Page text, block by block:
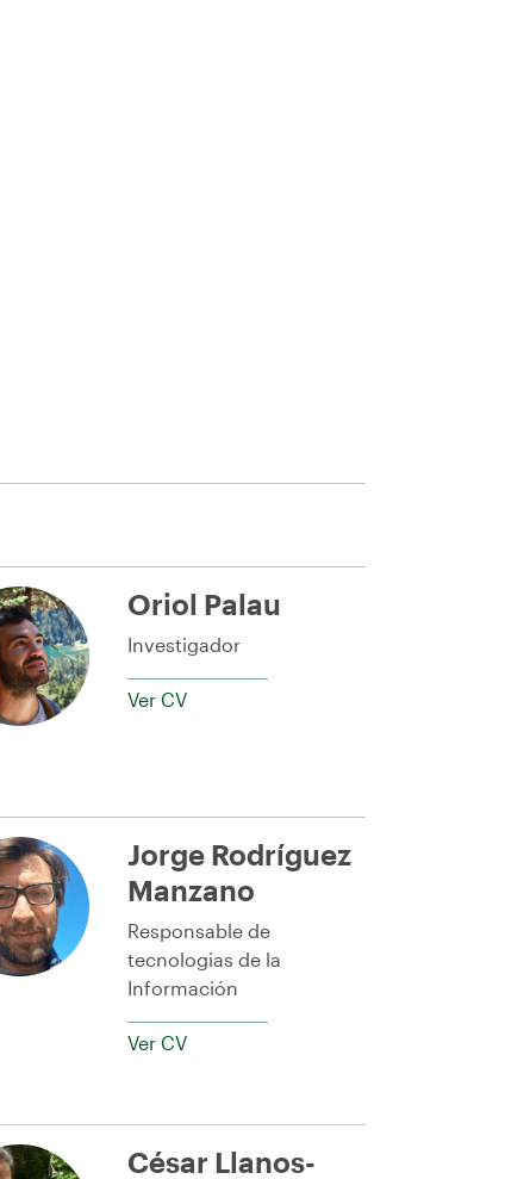
Oriol Palau
Investigador
Ver CV
Jorge Rodríguez
Manzano
Responsable de
tecnologias de la
Información
Ver CV
César Llanos-